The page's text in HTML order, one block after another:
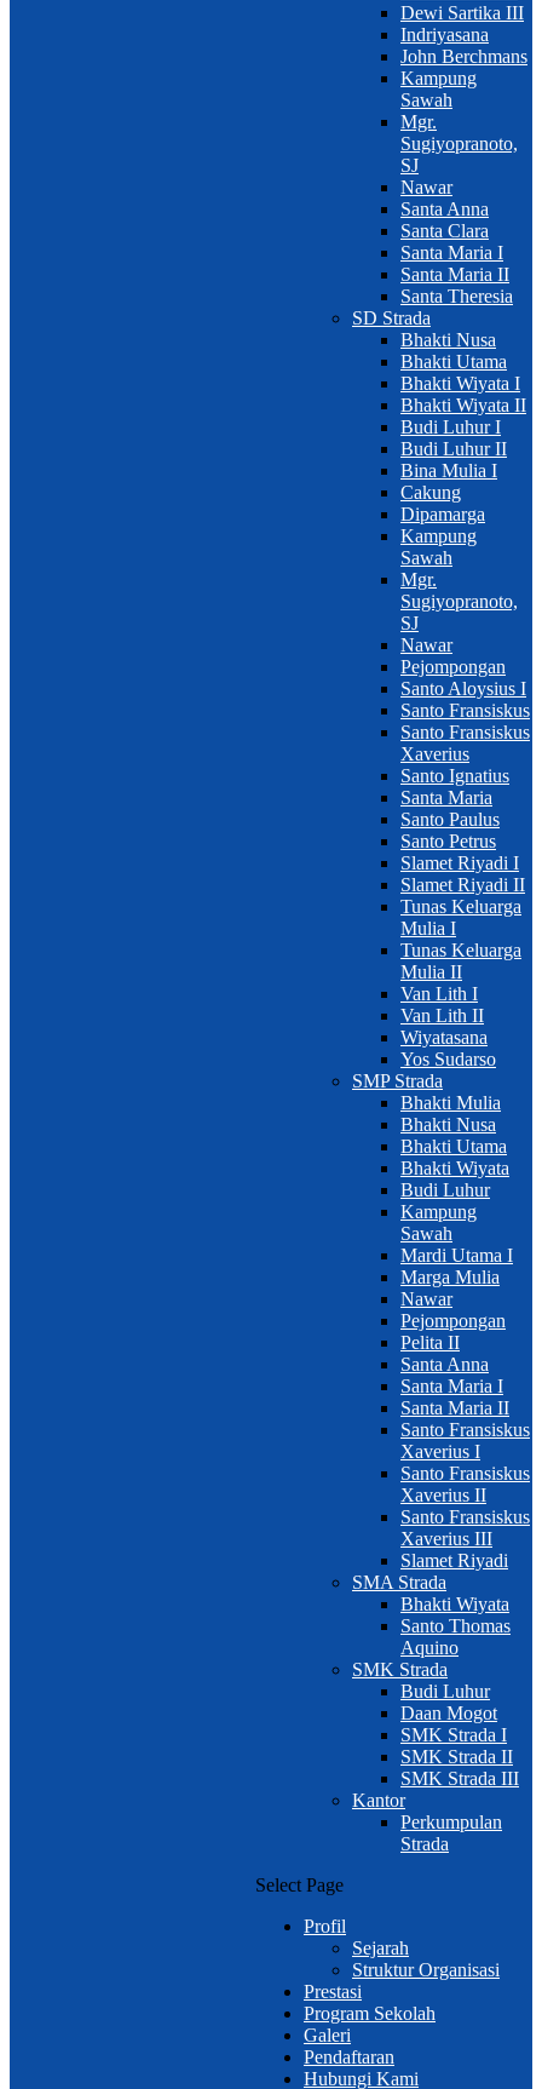
Dewi Sartika III
Indriyasana
John Berchmans
Kampung
Sawah
Mgr.
Sugiyopranoto,
SJ
Nawar
Santa Anna
Santa Clara
Santa Maria I
Santa Maria II
Santa Theresia
SD Strada
Bhakti Nusa
Bhakti Utama
Bhakti Wiyata I
Bhakti Wiyata II
Budi Luhur I
Budi Luhur II
Bina Mulia I
Cakung
Dipamarga
Kampung
Sawah
Mgr.
Sugiyopranoto,
SJ
Nawar
Pejompongan
Santo Aloysius I
Santo Fransiskus
Santo Fransiskus
Xaverius
Santo Ignatius
Santa Maria
Santo Paulus
Santo Petrus
Slamet Riyadi I
Slamet Riyadi II
Tunas Keluarga
Mulia I
Tunas Keluarga
Mulia II
Van Lith I
Van Lith II
Wiyatasana
Yos Sudarso
SMP Strada
Bhakti Mulia
Bhakti Nusa
Bhakti Utama
Bhakti Wiyata
Budi Luhur
Kampung
Sawah
Mardi Utama I
Marga Mulia
Nawar
Pejompongan
Pelita II
Santa Anna
Santa Maria I
Santa Maria II
Santo Fransiskus
Xaverius I
Santo Fransiskus
Xaverius II
Santo Fransiskus
Xaverius III
Slamet Riyadi
SMA Strada
Bhakti Wiyata
Santo Thomas
Aquino
SMK Strada
Budi Luhur
Daan Mogot
SMK Strada I
SMK Strada II
SMK Strada III
Kantor
Perkumpulan
Strada
Select Page
Profil
Sejarah
Struktur Organisasi
Prestasi
Program Sekolah
Galeri
Pendaftaran
Hubungi Kami